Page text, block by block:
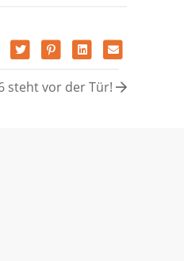
steht vor der Tür!